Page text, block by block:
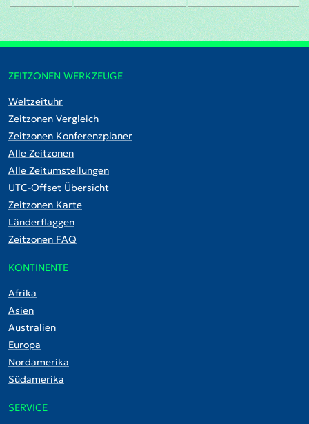
ZEITZONEN WERKZEUGE
Weltzeituhr
Zeitzonen Vergleich
Zeitzonen Konferenzplaner
Alle Zeitzonen
Alle Zeitumstellungen
UTC-Offset Übersicht
Zeitzonen Karte
Länderflaggen
Zeitzonen FAQ
KONTINENTE
Afrika
Asien
Australien
Europa
Nordamerika
Südamerika
SERVICE